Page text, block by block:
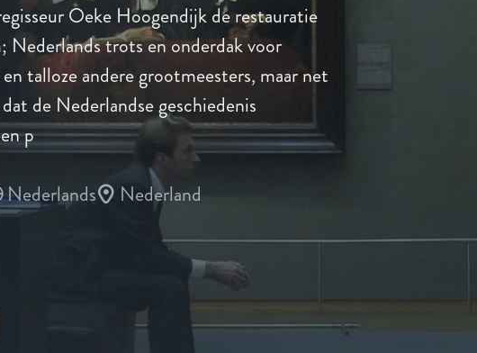
Oeke Hoogendijk de restauratie
Nederlands trots en onderdak voor
talloze andere grootmeesters, maar net
de Nederlandse geschiedenis
p
Nederlands Nederland